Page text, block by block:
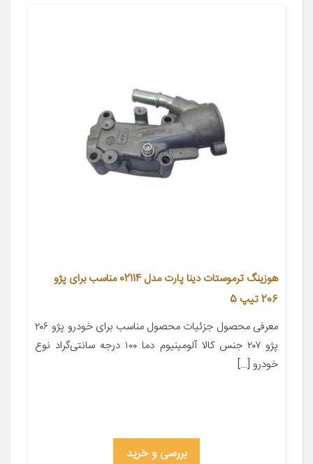
هوزینگ ترموستات دینا پارت مدل 02114 مناسب برای پژو
206 تیپ 5
معرفی محصول جزئیات محصول مناسب برای خودرو پژو ۲۰۶
پژو ۲۰۷ جنس کالا آلومینیوم دما ۱۰۰ درجه سانتی‌گراد نوع
خودرو […]
بررسی و خرید